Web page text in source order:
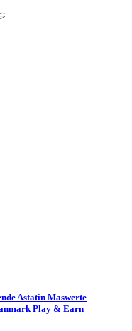
Astatin Maswerte
Play & Earn